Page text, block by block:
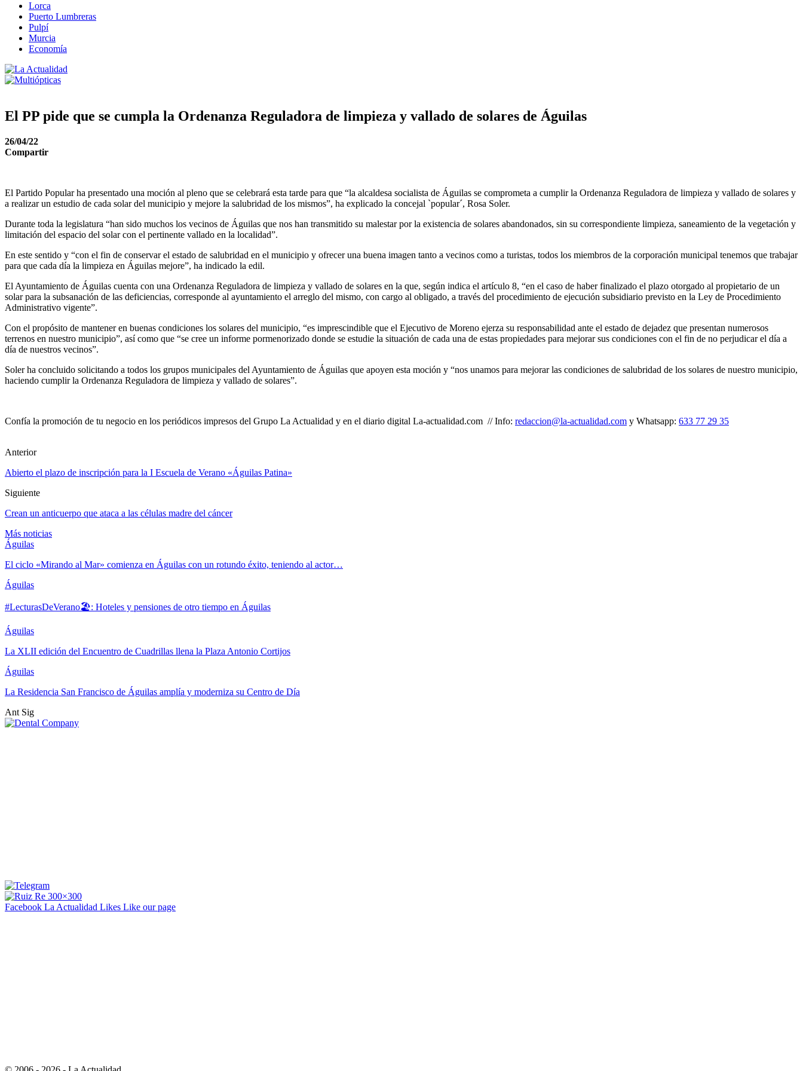
Lorca
Puerto Lumbreras
Pulpí
Murcia
Economía
El PP pide que se cumpla la Ordenanza Reguladora de limpieza y vallado de solares de Águilas
26/04/22
Compartir
El Partido Popular ha presentado una moción al pleno que se celebrará esta tarde para que “la alcaldesa socialista de Águilas se comprometa a cumplir la Ordenanza Reguladora de limpieza y vallado de solares y
a realizar un estudio de cada solar del municipio y mejore la salubridad de los mismos”, ha explicado la concejal `popular´, Rosa Soler.
Durante toda la legislatura “han sido muchos los vecinos de Águilas que nos han transmitido su malestar por la existencia de solares abandonados, sin su correspondiente limpieza, saneamiento de la vegetación y
limitación del espacio del solar con el pertinente vallado en la localidad”.
En este sentido y “con el fin de conservar el estado de salubridad en el municipio y ofrecer una buena imagen tanto a vecinos como a turistas, todos los miembros de la corporación municipal tenemos que trabajar
para que cada día la limpieza en Águilas mejore”, ha indicado la edil.
El Ayuntamiento de Águilas cuenta con una Ordenanza Reguladora de limpieza y vallado de solares en la que, según indica el artículo 8, “en el caso de haber finalizado el plazo otorgado al propietario de un
solar para la subsanación de las deficiencias, corresponde al ayuntamiento el arreglo del mismo, con cargo al obligado, a través del procedimiento de ejecución subsidiario previsto en la Ley de Procedimiento
Administrativo vigente”.
Con el propósito de mantener en buenas condiciones los solares del municipio, “es imprescindible que el Ejecutivo de Moreno ejerza su responsabilidad ante el estado de dejadez que presentan numerosos
terrenos en nuestro municipio”, así como que “se cree un informe pormenorizado donde se estudie la situación de cada una de estas propiedades para mejorar sus condiciones con el fin de no perjudicar el día a
día de nuestros vecinos”.
Soler ha concluido solicitando a todos los grupos municipales del Ayuntamiento de Águilas que apoyen esta moción y “nos unamos para mejorar las condiciones de salubridad de los solares de nuestro municipio,
haciendo cumplir la Ordenanza Reguladora de limpieza y vallado de solares”.
Confía la promoción de tu negocio en los periódicos impresos del Grupo La Actualidad y en el diario digital La-actualidad.com // Info: redaccion@la-actualidad.com y Whatsapp: 633 77 29 35
Anterior
Abierto el plazo de inscripción para la I Escuela de Verano «Águilas Patina»
Siguiente
Crean un anticuerpo que ataca a las células madre del cáncer
Más noticias
Águilas
El ciclo «Mirando al Mar» comienza en Águilas con un rotundo éxito, teniendo al actor…
Águilas
#LecturasDeVerano🏖: Hoteles y pensiones de otro tiempo en Águilas
Águilas
La XLII edición del Encuentro de Cuadrillas llena la Plaza Antonio Cortijos
Águilas
La Residencia San Francisco de Águilas amplía y moderniza su Centro de Día
Ant Sig
Facebook La Actualidad Likes Like our page